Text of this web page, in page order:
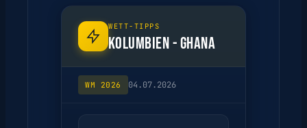
WETT-TIPPS
KOLUMBIEN - GHANA
WM 2026 04.07.2026